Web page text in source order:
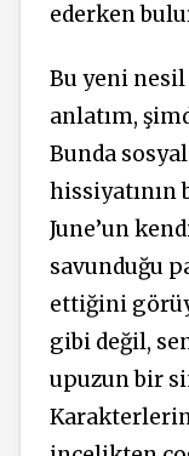
ederken
Bu yeni nesil
anlatım,
Bunda
hissiyatının
June’un
savunduğu
ettiğini
gibi değil,
upuzun bir
Karakterlerin